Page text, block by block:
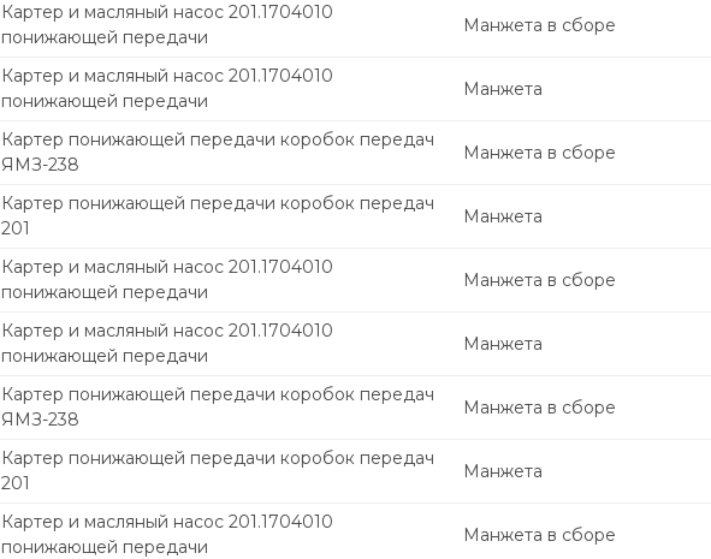
Картер и масляный насос 201.1704010
понижающей передачи
Манжета в сборе
Картер и масляный насос 201.1704010
понижающей передачи
Манжета
Картер понижающей передачи коробок передач
ЯМЗ-238
Манжета в сборе
Картер понижающей передачи коробок передач
201
Манжета
Картер и масляный насос 201.1704010
понижающей передачи
Манжета в сборе
Картер и масляный насос 201.1704010
понижающей передачи
Манжета
Картер понижающей передачи коробок передач
ЯМЗ-238
Манжета в сборе
Картер понижающей передачи коробок передач
201
Манжета
Картер и масляный насос 201.1704010
понижающей передачи
Манжета в сборе